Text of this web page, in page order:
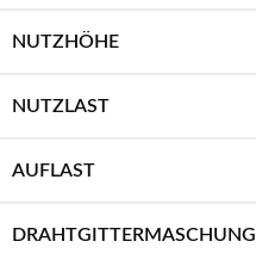
NUTZHÖHE
NUTZLAST
AUFLAST
DRAHTGITTERMASCHUNG